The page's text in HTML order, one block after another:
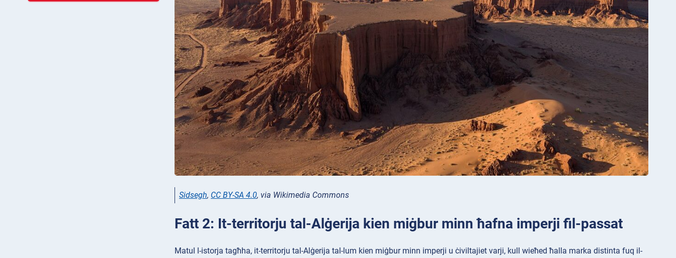
Sidsegh, CC BY-SA 4.0, via Wikimedia Commons
Fatt 2: It-territorju tal-Alġerija kien miġbur minn ħafna imperji fil-passat
Matul l-istorja tagħha, it-territorju tal-Alġerija tal-lum kien miġbur minn imperji u ċiviltajiet varji, kull wieħed ħalla marka distinta fuq il-